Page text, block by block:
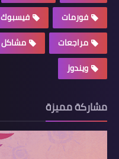
فورمات
فيسبوك
مراجعات
مشاكل
ويندوز
مشاركة مميزة